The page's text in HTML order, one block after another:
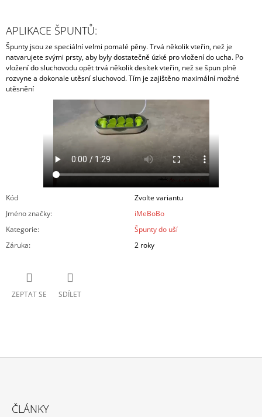
APLIKACE ŠPUNTŮ:
Špunty jsou ze speciální velmi pomalé pěny. Trvá několik vteřin, než je
natvarujete svými prsty, aby byly dostatečně úzké pro vložení do ucha. Po
vložení do sluchovodu opět trvá několik desítek vteřin, než se špun plně
rozvyne a dokonale utěsní sluchovod. Tím je zajištěno maximální možné
utěsnění
Kód
Zvolte variantu
Jméno značky:
iMeBoBo
Kategorie:
Špunty do uší
Záruka: 2 roky
ZEPTAT SE SDÍLET
ČLÁNKY